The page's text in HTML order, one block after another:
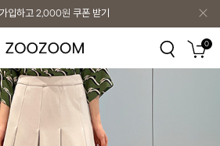
입하고 2,000원 쿠폰 받기
0